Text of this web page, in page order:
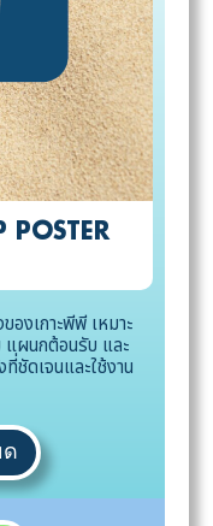
POSTER
งเกาะพีพี เหมาะ
แผนกต้อนรับ และ
ดเจนและใช้งาน
ด